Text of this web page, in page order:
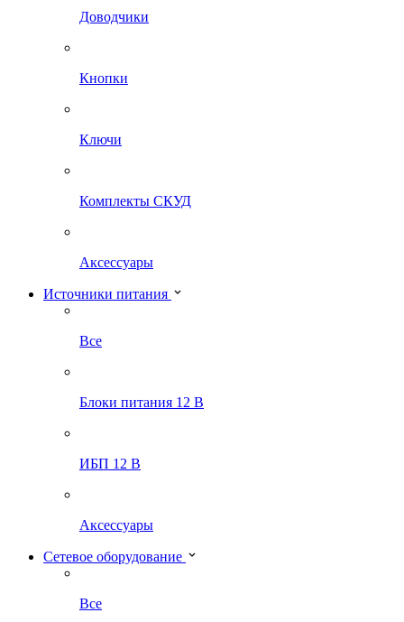
Доводчики
Кнопки
Ключи
Комплекты СКУД
Аксессуары
Источники питания
Все
Блоки питания 12 В
ИБП 12 В
Аксессуары
Сетевое оборудование
Все